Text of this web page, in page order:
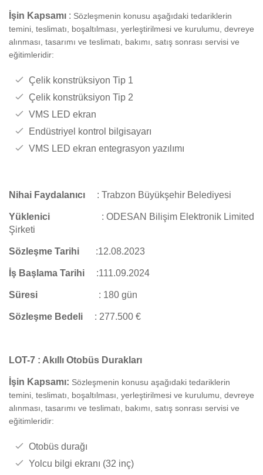
İşin Kapsamı : Sözleşmenin konusu aşağıdaki tedariklerin
temini, teslimatı, boşaltılması, yerleştirilmesi ve kurulumu, devreye
alınması, tasarımı ve teslimatı, bakımı, satış sonrası servisi ve
eğitimleridir:
Çelik konstrüksiyon Tip 1
Çelik konstrüksiyon Tip 2
VMS LED ekran
Endüstriyel kontrol bilgisayarı
VMS LED ekran entegrasyon yazılımı
Nihai Faydalanıcı : Trabzon Büyükşehir Belediyesi
Yüklenici : ODESAN Bilişim Elektronik Limited
Şirketi
Sözleşme Tarihi :12.08.2023
İş Başlama Tarihi :111.09.2024
Süresi : 180 gün
Sözleşme Bedeli : 277.500 €
LOT-7 : Akıllı Otobüs Durakları
İşin Kapsamı: Sözleşmenin konusu aşağıdaki tedariklerin
temini, teslimatı, boşaltılması, yerleştirilmesi ve kurulumu, devreye
alınması, tasarımı ve teslimatı, bakımı, satış sonrası servisi ve
eğitimleridir:
Otobüs durağı
Yolcu bilgi ekranı (32 inç)